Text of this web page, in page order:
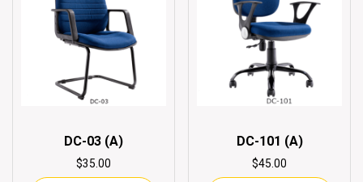
DC-03 (A)
$35.00
DC-101 (A)
$45.00